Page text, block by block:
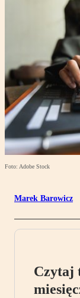
Foto: Adobe Stock
Marek Barowicz
Czytaj